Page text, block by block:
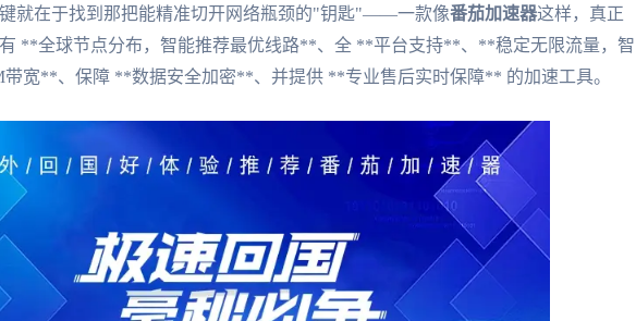
键就在于找到那把能精准切开网络瓶颈的"钥匙"——一款像番茄加速器这样，真正
**全球节点分布，智能推荐最优线路**、全 **平台支持**、**稳定无限流量，智
宽**、保障 **数据安全加密**、并提供 **专业售后实时保障** 的加速工具。